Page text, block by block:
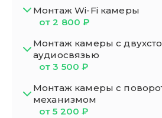
Монтаж Wi-Fi камеры
от 2 800 ₽
Монтаж камеры с
аудиосвязью
от 3 500 ₽
Монтаж камеры с
механизмом
от 5 200 ₽